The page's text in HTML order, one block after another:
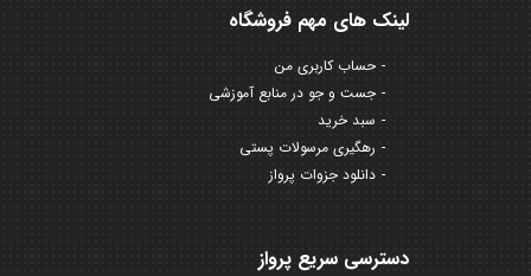
لینک های مهم فروشگاه
حساب کاربری من
جست و جو در منابع آموزشی
سبد خرید
رهگیری مرسولات پستی
دانلود جزوات پرواز
دسترسی سریع پرواز